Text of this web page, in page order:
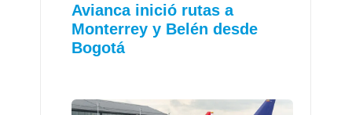
Avianca inició rutas a
Monterrey y Belén desde
Bogotá